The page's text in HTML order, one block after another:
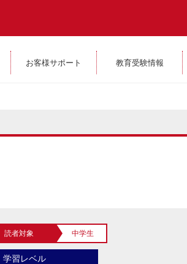
お客様サポート 教育受験情報
読者対象 中学生
学習レベル